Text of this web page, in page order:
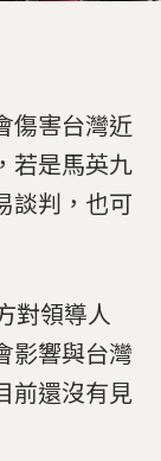
傷害台灣近
若是馬英九
談判，也可
對領導人
影響與台灣
前還沒有見